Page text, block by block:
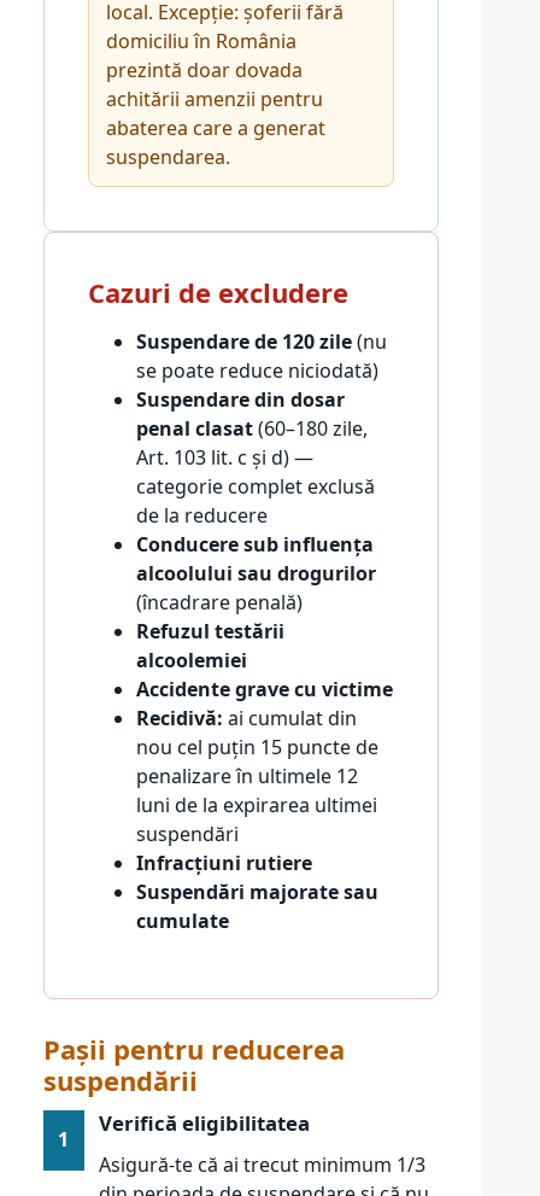
local. Excepție: șoferii fără
domiciliu în România
prezintă doar dovada
achitării amenzii pentru
abaterea care a generat
suspendarea.
Cazuri de excludere
Suspendare de 120 zile(nu
se poate reduce niciodată)
Suspendare din dosar
penal clasat(60–180 zile,
Art. 103 lit. c și d) —
categorie complet exclusă
de la reducere
Conducere sub influența
alcoolului sau drogurilor
(încadrare penală)
Refuzul testării
alcoolemiei
Accidente grave cu victime
Recidivă: ai cumulat din
nou cel puțin 15 puncte de
penalizare în ultimele 12
luni de la expirarea ultimei
suspendări
Infracțiuni rutiere
Suspendări majorate sau
cumulate
Pașii pentru reducerea
suspendării
1
Verifică eligibilitatea
Asigură-te că ai trecut minimum 1/3